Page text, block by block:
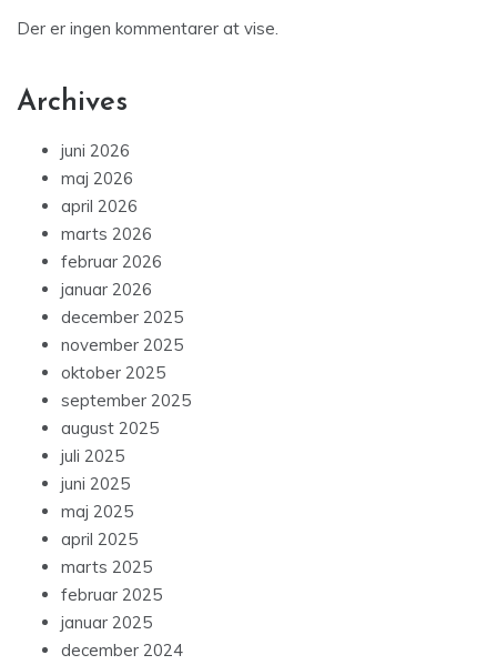
Der er ingen kommentarer at vise.
Archives
juni 2026
maj 2026
april 2026
marts 2026
februar 2026
januar 2026
december 2025
november 2025
oktober 2025
september 2025
august 2025
juli 2025
juni 2025
maj 2025
april 2025
marts 2025
februar 2025
januar 2025
december 2024